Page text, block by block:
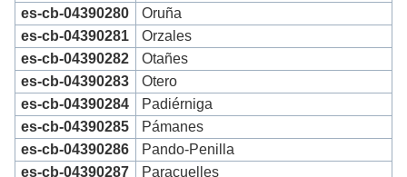
es-cb-04390280
Oruña
es-cb-04390281
Orzales
es-cb-04390282
Otañes
es-cb-04390283
Otero
es-cb-04390284
Padiérniga
es-cb-04390285
Pámanes
es-cb-04390286
Pando-Penilla
es-cb-04390287
Paracuelles